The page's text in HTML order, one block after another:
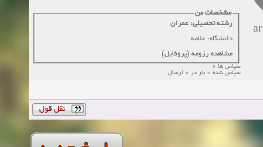
زمان:10-11-2024
مشخصات من
رشته تحصیلی: عمران
دانشگاه: علامه
مشاهده رزومه (پروفایل)
سپاس ها 0
سپاس شده 0 بار در 0 ارسال